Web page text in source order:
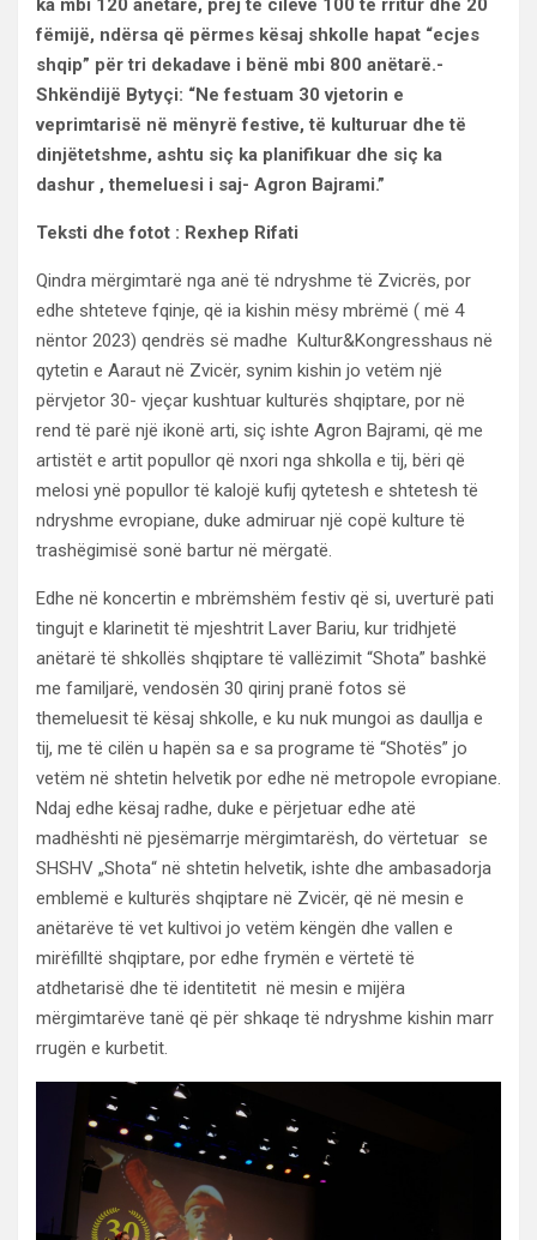
fëmijë, ndërsa që përmes kësaj shkolle hapat “ecjes
shqip” për tri dekadave i bënë mbi 800 anëtarë.-
Shkëndijë Bytyçi: “Ne festuam 30 vjetorin e
veprimtarisë në mënyrë festive, të kulturuar dhe të
dinjëtetshme, ashtu siç ka planifikuar dhe siç ka
dashur , themeluesi i saj- Agron Bajrami.”
Teksti dhe fotot : Rexhep Rifati
Qindra mërgimtarë nga anë të ndryshme të Zvicrës, por
edhe shteteve fqinje, që ia kishin mësy mbrëmë ( më 4
nëntor 2023) qendrës së madhe Kultur&Kongresshaus në
qytetin e Aaraut në Zvicër, synim kishin jo vetëm një
përvjetor 30- vjeçar kushtuar kulturës shqiptare, por në
rend të parë një ikonë arti, siç ishte Agron Bajrami, që me
artistët e artit popullor që nxori nga shkolla e tij, bëri që
melosi ynë popullor të kalojë kufij qytetesh e shtetesh të
ndryshme evropiane, duke admiruar një copë kulture të
trashëgimisë sonë bartur në mërgatë.
Edhe në koncertin e mbrëmshëm festiv që si, uverturë pati
tingujt e klarinetit të mjeshtrit Laver Bariu, kur tridhjetë
anëtarë të shkollës shqiptare të vallëzimit “Shota” bashkë
me familjarë, vendosën 30 qirinj pranë fotos së
themeluesit të kësaj shkolle, e ku nuk mungoi as daullja e
tij, me të cilën u hapën sa e sa programe të “Shotës” jo
vetëm në shtetin helvetik por edhe në metropole evropiane.
Ndaj edhe kësaj radhe, duke e përjetuar edhe atë
madhështi në pjesëmarrje mërgimtarësh, do vërtetuar se
SHSHV „Shota“ në shtetin helvetik, ishte dhe ambasadorja
emblemë e kulturës shqiptare në Zvicër, që në mesin e
anëtarëve të vet kultivoi jo vetëm këngën dhe vallen e
mirëfilltë shqiptare, por edhe frymën e vërtetë të
atdhetarisë dhe të identitetit në mesin e mijëra
mërgimtarëve tanë që për shkaqe të ndryshme kishin marr
rrugën e kurbetit.